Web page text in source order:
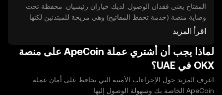
المفتاح يعني فقدان الوصول. لديك خياران رئيسيان: محفظة تحت
وصاية منصة (خدمة تحفظ المفاتيح) وهي مريحة للمبتدئين لكنها
تتطلب الثقة في مزود الخدمة؛ ومحفظة غير وصاية (أنت تملك
ساخنة متصلة بالإنترنت مريحة للتداول اليومي، بينما المحافظ
الباردة غير متصلة توفر أماناً أعلى للتخزين الطويل. اتبع ممارسات
أساسية: نسخة احتياطية من عبارة الاسترداد في مكان آمن،
استخدم مصادقة ثنائية، وتحقق من مصادر البرامج قبل التثبيت.
اقرأ المزيد
لماذا يجب أن أشتري عملة ApeCoin على منصة
OKX في UAE؟
اعرف المزيد حول الإجراءات الأمنية التي تحافظ على أمان عملة
ApeCoin الخاصة بك وسهولة الوصول إليها.